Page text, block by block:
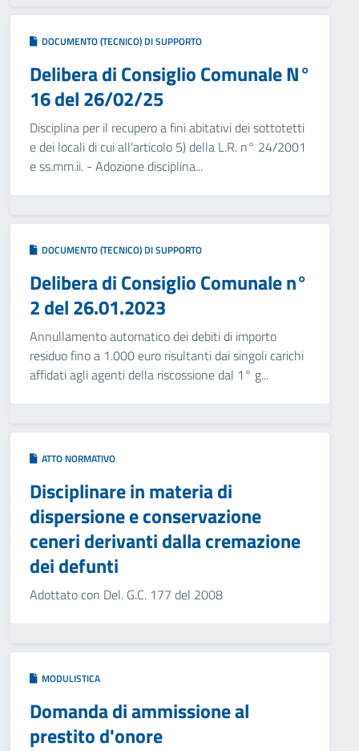
DOCUMENTO (TECNICO) DI SUPPORTO
Delibera di Consiglio Comunale N°
16 del 26/02/25
Disciplina per il recupero a fini abitativi dei sottotetti
e dei locali di cui all'articolo 5) della L.R. n° 24/2001
e ss.mm.ii. - Adozione disciplina...
DOCUMENTO (TECNICO) DI SUPPORTO
Delibera di Consiglio Comunale n°
2 del 26.01.2023
Annullamento automatico dei debiti di importo
residuo fino a 1.000 euro risultanti dai singoli carichi
affidati agli agenti della riscossione dal 1° g...
ATTO NORMATIVO
Disciplinare in materia di
dispersione e conservazione
ceneri derivanti dalla cremazione
dei defunti
Adottato con Del. G.C. 177 del 2008
MODULISTICA
Domanda di ammissione al
prestito d'onore